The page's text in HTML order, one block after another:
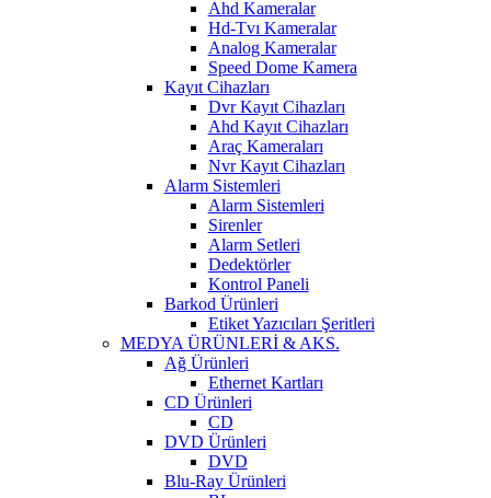
Ahd Kameralar
Hd-Tvı Kameralar
Analog Kameralar
Speed Dome Kamera
Kayıt Cihazları
Dvr Kayıt Cihazları
Ahd Kayıt Cihazları
Araç Kameraları
Nvr Kayıt Cihazları
Alarm Sistemleri
Alarm Sistemleri
Sirenler
Alarm Setleri
Dedektörler
Kontrol Paneli
Barkod Ürünleri
Etiket Yazıcıları Şeritleri
MEDYA ÜRÜNLERİ & AKS.
Ağ Ürünleri
Ethernet Kartları
CD Ürünleri
CD
DVD Ürünleri
DVD
Blu-Ray Ürünleri